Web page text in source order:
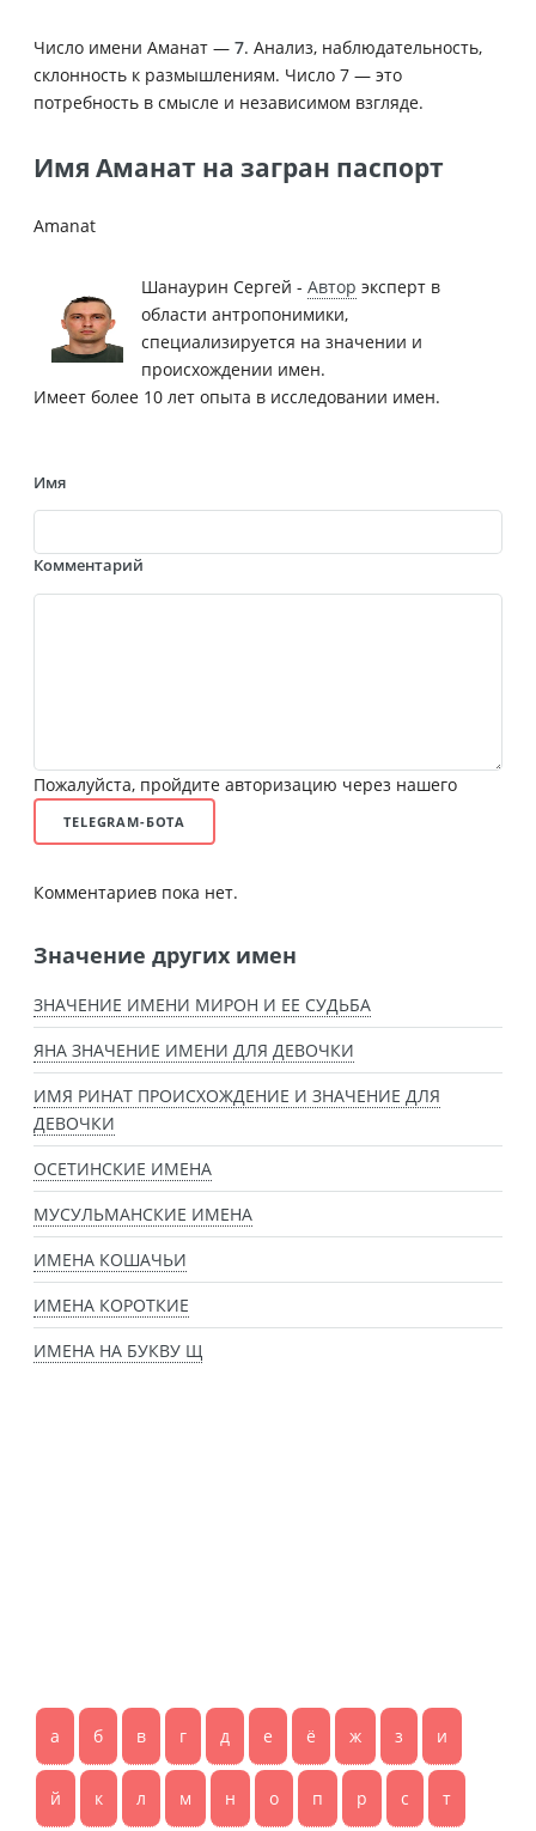
Число имени Аманат — 7. Анализ, наблюдательность,
склонность к размышлениям. Число 7 — это
потребность в смысле и независимом взгляде.
Имя Аманат на загран паспорт
Amanat
Шанаурин Сергей - Автор эксперт в
области антропонимики,
специализируется на значении и
происхождении имен.
Имеет более 10 лет опыта в исследовании имен.
Имя
Комментарий
Пожалуйста, пройдите авторизацию через нашего
TELEGRAM-БОТА
Комментариев пока нет.
Значение других имен
ЗНАЧЕНИЕ ИМЕНИ МИРОН И ЕЕ СУДЬБА
ЯНА ЗНАЧЕНИЕ ИМЕНИ ДЛЯ ДЕВОЧКИ
ИМЯ РИНАТ ПРОИСХОЖДЕНИЕ И ЗНАЧЕНИЕ ДЛЯ
ДЕВОЧКИ
ОСЕТИНСКИЕ ИМЕНА
МУСУЛЬМАНСКИЕ ИМЕНА
ИМЕНА КОШАЧЬИ
ИМЕНА КОРОТКИЕ
ИМЕНА НА БУКВУ Щ
а б в г д е ё ж з и
й к л м н о п р с т